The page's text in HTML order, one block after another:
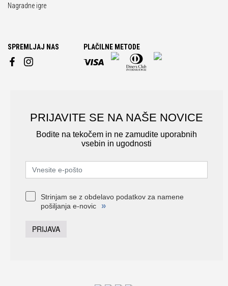
Nagradne igre
SPREMLJAJ NAS PLAČILNE METODE
PRIJAVITE SE NA NAŠE NOVICE
Bodite na tekočem in ne zamudite uporabnih
vsebin in ugodnosti
Strinjam se z obdelavo podatkov za namene
pošiljanja e-novic
»
PRIJAVA